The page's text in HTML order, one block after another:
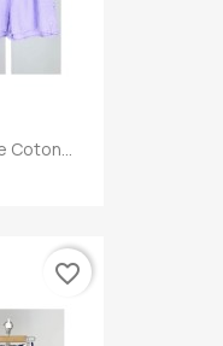
favorite_border